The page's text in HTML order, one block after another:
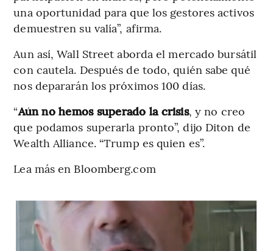
una oportunidad para que los gestores activos
demuestren su valía”, afirma.
Aun así, Wall Street aborda el mercado bursátil
con cautela. Después de todo, quién sabe qué
nos depararán los próximos 100 días.
“Aún no hemos superado la crisis, y no creo
que podamos superarla pronto”, dijo Diton de
Wealth Alliance. “Trump es quien es”.
Lea más en Bloomberg.com